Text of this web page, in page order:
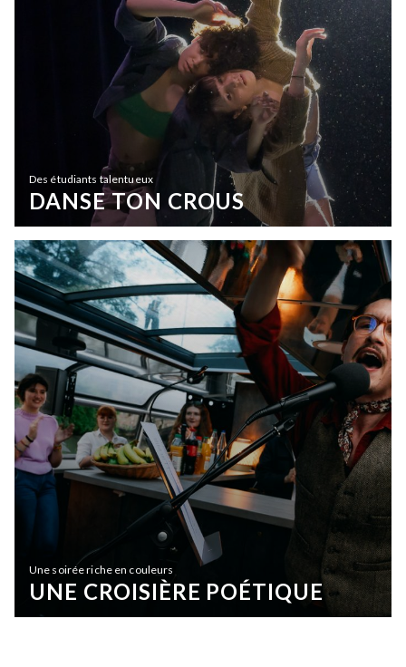
Des étudiants talentueux
DANSE TON CROUS
Une soirée riche en couleurs
UNE CROISIÈRE POÉTIQUE